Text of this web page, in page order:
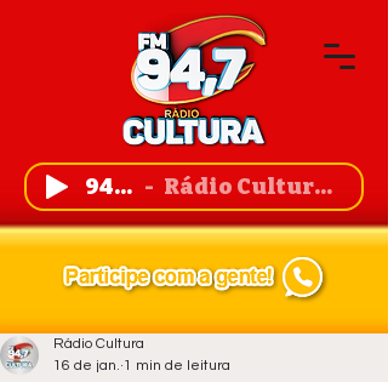
94,7 FM Rádio Cultura de Guanambi
Rádio Cultura
16 de jan. 1 min de leitura